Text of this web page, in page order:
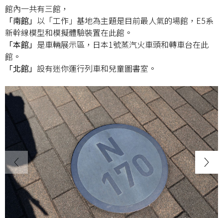
館內一共有三館，
「南館」 以「工作」基地為主題是目前最人氣的場館，E5系
新幹線模型和模擬體驗裝置在此館。
「本館」 是車輛展示區，日本1號蒸汽火車頭和轉車台在此
館。
「北館」 設有迷你運行列車和兒童圖書室。